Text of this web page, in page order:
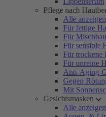
Pflege nach
Alle anzeigen
Für fettige
Für
Für sensible
Für trockene
Für unreine
Anti-Aging-
Gegen
Mit
Gesichtsmasken
Alle anzeigen